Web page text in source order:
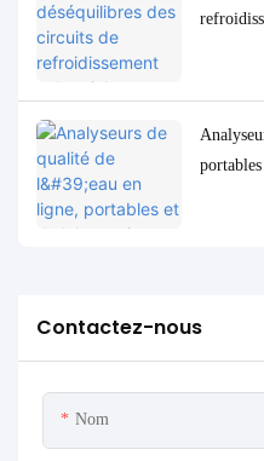
Contactez-nous
Nom